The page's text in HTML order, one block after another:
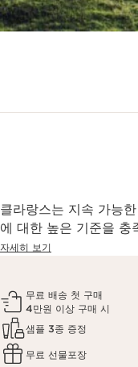
클라랑스는 지속 가능
에 대한 높은 기준을 충
자세히 보기
무료 배송 첫 구매
4만원 이상 구매 시
샘플 3종 증정
무료 선물포장